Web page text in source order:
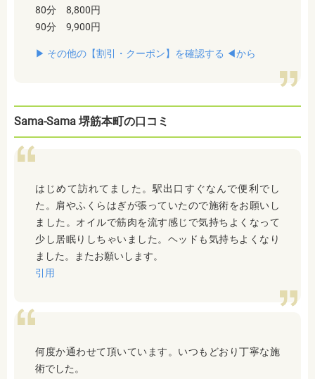
80分 8,800円
90分 9,900円
▶︎ その他の【割引・クーポン】を確認する ◀︎から
Sama-Sama 堺筋本町の口コミ
はじめて訪れてました。駅出口すぐなんで便利でし
た。肩やふくらはぎが張っていたので施術をお願いし
ました。オイルで筋肉を流す感じで気持ちよくなって
少し居眠りしちゃいました。ヘッドも気持ちよくなり
ました。またお願いします。
引用
何度か通わせて頂いています。いつもどおり丁寧な施
術でした。